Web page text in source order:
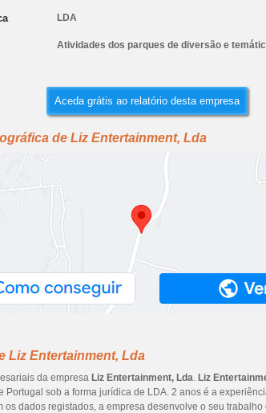
LDA
Atividades dos parques de diversão e
Aceda grátis ao relatório desta empresa
de Liz Entertainment, Lda
Liz Entertainment, Lda
da empresa Liz Entertainment, Lda. Liz
Portugal sob a forma jurídica de LDA. 2 anos é a
os dados registados, a empresa desenvolve o seu